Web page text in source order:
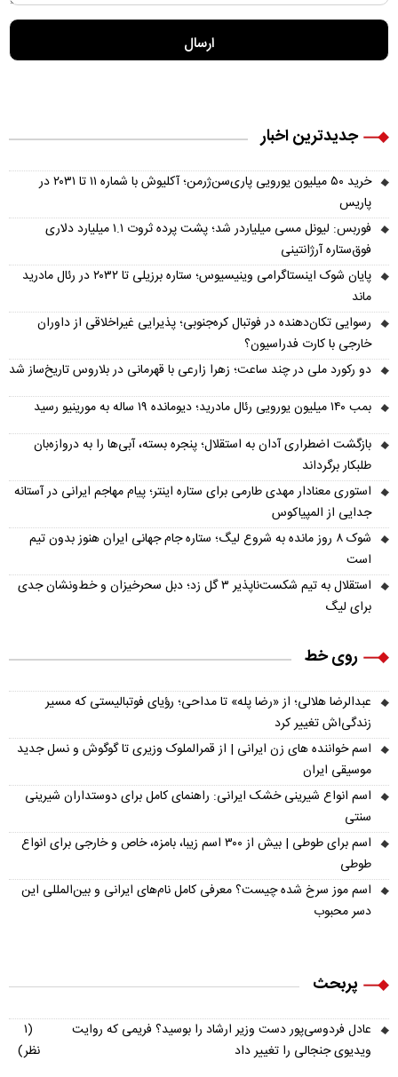
جدیدترین اخبار
خرید ۵۰ میلیون یورویی پاری‌سن‌ژرمن؛ آکلیوش با شماره ۱۱ تا ۲۰۳۱ در
پاریس
فوربس: لیونل مسی میلیاردر شد؛ پشت پرده ثروت ۱.۱ میلیارد دلاری
فوق‌ستاره آرژانتینی
پایان شوک اینستاگرامی وینیسیوس؛ ستاره برزیلی تا ۲۰۳۲ در رئال مادرید
ماند
رسوایی تکان‌دهنده در فوتبال کره‌جنوبی؛ پذیرایی غیراخلاقی از داوران
خارجی با کارت فدراسیون؟
دو رکورد ملی در چند ساعت؛ زهرا زارعی با قهرمانی در بلاروس تاریخ‌ساز شد
بمب ۱۴۰ میلیون یورویی رئال مادرید؛ دیومانده ۱۹ ساله به مورینیو رسید
بازگشت اضطراری آدان به استقلال؛ پنجره بسته، آبی‌ها را به دروازه‌بان
طلبکار برگرداند
استوری معنادار مهدی طارمی برای ستاره اینتر؛ پیام مهاجم ایرانی در آستانه
جدایی از المپیاکوس
شوک ۸ روز مانده به شروع لیگ؛ ستاره جام جهانی ایران هنوز بدون تیم
است
استقلال به تیم شکست‌ناپذیر ۳ گل زد؛ دبل سحرخیزان و خط‌ونشان جدی
برای لیگ
روی خط
عبدالرضا هلالی؛ از «رضا پله» تا مداحی؛ رؤیای فوتبالیستی که مسیر
زندگی‌اش تغییر کرد
اسم خواننده های زن ایرانی | از قمرالملوک وزیری تا گوگوش و نسل جدید
موسیقی ایران
اسم انواع شیرینی خشک ایرانی: راهنمای کامل برای دوستداران شیرینی
سنتی
اسم برای طوطی | بیش از ۳۰۰ اسم زیبا، بامزه، خاص و خارجی برای انواع
طوطی
اسم موز سرخ شده چیست؟ معرفی کامل نام‌های ایرانی و بین‌المللی این
دسر محبوب
پربحث
عادل فردوسی‌پور دست وزیر ارشاد را بوسید؟ فریمی که روایت
ویدیوی جنجالی را تغییر داد
(۱
نظر)